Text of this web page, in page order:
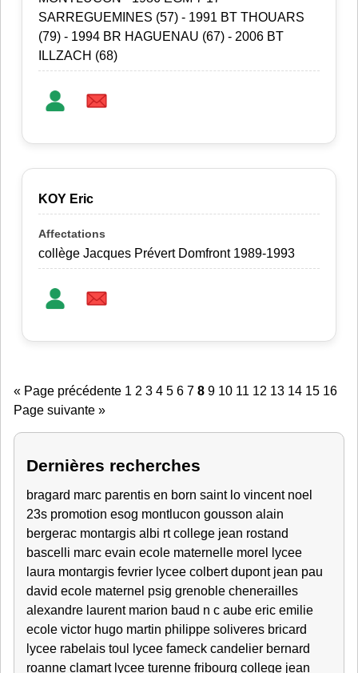
SARREGUEMINES (57) - 1991 BT THOUARS
(79) - 1994 BR HAGUENAU (67) - 2006 BT
ILLZACH (68)
KOY Eric
collège Jacques Prévert Domfront 1989-1993
« Page précédente 1 2 3 4 5 6 7 8 9 10 11 12 13 14 15 16
Page suivante »
Dernières recherches
bragard marc parentis en born saint lo vincent noel
23s promotion esog montlucon gousson alain
bergerac montargis albi rt college jean rostand
bascelli marc evain ecole maternelle morel lycee
laura montargis fevrier lycee colbert dupont jean pau
david ecole maternel psig grenoble chenerailles
alexandre laurent marion baud n c aube eric emilie
ecole victor hugo martin philippe soliveres bricard
lycee rabelais toul lycee fameck candelier bernard
roanne clamart lycee turenne fribourg college jean